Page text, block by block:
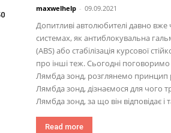
maxwelhelp - 09.09.2021
Допитливі автолюбителі давно вже
системах, як антиблокувальна
(ABS) або стабілізація курсової
про інші теж. Сьогодні
Лямбда зонд, розглянемо принцип
Лямбда зонд, дізнаємося для чого
Лямбда зонд, за що він відповідає і
Read more